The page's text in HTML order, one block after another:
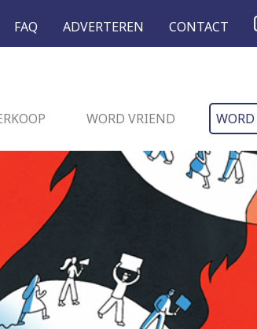
FAQ ADVERTEREN CONTACT
WORD VRIEND